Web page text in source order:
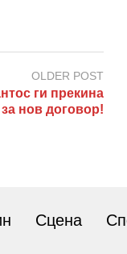
OLDER POST
ги прекина
нов договор!
Сцена